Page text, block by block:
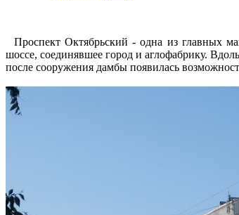
Проспект Октябрьский - одна из главных
шоссе, соединявшее город и аглофабрику.
после сооружения дамбы появилась